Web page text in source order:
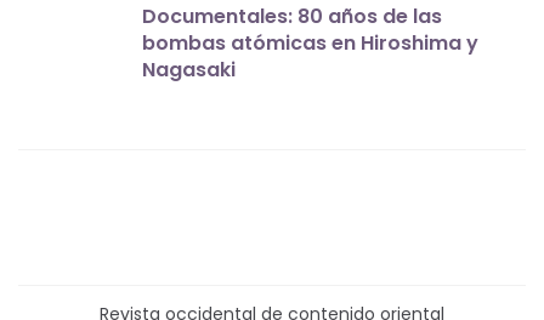
Documentales: 80 años de las
bombas atómicas en Hiroshima y
Nagasaki
Revista occidental de contenido oriental